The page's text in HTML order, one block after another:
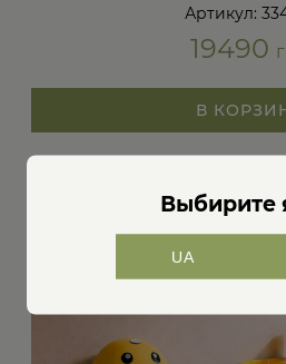
Артикул:
19490
В
Выбирите
UA